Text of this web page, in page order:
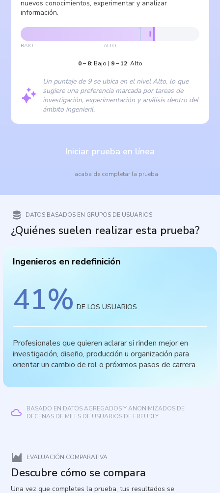
nuevos conocimientos, experimentar y analizar
información.
BAJO ALTO
0– 8: Bajo | 9– 12: Alto
Un puntaje de 9 se ubica en el nivel Alto, lo que
sugiere una preferencia marcada por tareas de
investigación, experimentación y análisis dentro del
ámbito ingenieril.
Iniciar prueba en línea
acaba de completar la prueba
DATOS BASADOS EN GRUPOS DE USUARIOS
¿Quiénes suelen realizar esta prueba?
Ingenieros en redefinición
41% DE LOS USUARIOS
Profesionales que quieren aclarar si rinden mejor en
investigación, diseño, producción u organización para
orientar un cambio de rol o próximos pasos de carrera.
BASADO EN DATOS AGREGADOS Y ANONIMIZADOS DE
DECENAS DE MILES DE USUARIOS DE FREUDLY.
EVALUACIÓN COMPARATIVA
Descubre cómo se compara
Una vez que completes la prueba, tus resultados se